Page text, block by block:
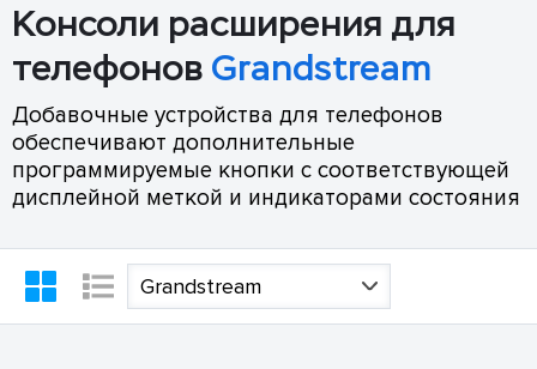
Консоли расширения для
телефонов Grandstream
Добавочные устройства для телефонов
обеспечивают дополнительные
программируемые кнопки с соответствующей
дисплейной меткой и индикаторами состояния
Grandstream